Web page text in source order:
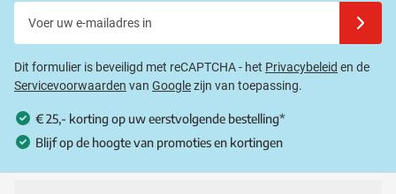
Dit formulier is beveiligd met reCAPTCHA - het Privacybeleid en de
Servicevoorwaarden van Googlezijn van toepassing.
€ 25,- korting op uw eerstvolgende bestelling*
Blijf op de hoogte van promoties en kortingen